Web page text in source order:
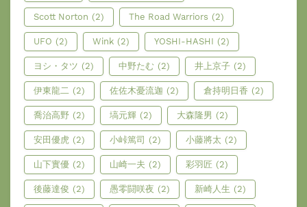
Scott Norton (2) The Road Warriors (2)
UFO (2) Wink (2) YOSHI-HASHI (2)
ヨシ・タツ (2) 中野たむ (2) 井上京子 (2)
伊東龍二 (2) 佐佐木憂流迦 (2) 倉持明日香 (2)
喬治高野 (2) 塙元輝 (2) 大森隆男 (2)
安田優虎 (2) 小峠篤司 (2) 小藤將太 (2)
山下實優 (2) 山崎一夫 (2) 彩羽匠 (2)
後藤達俊 (2) 愚零闘咲夜 (2) 新崎人生 (2)